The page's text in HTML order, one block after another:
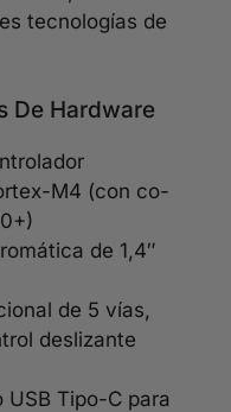
tecnologías de
De Hardware
M4 (con co-
de 1,4″
de 5 vías,
deslizante
USB Tipo-C para